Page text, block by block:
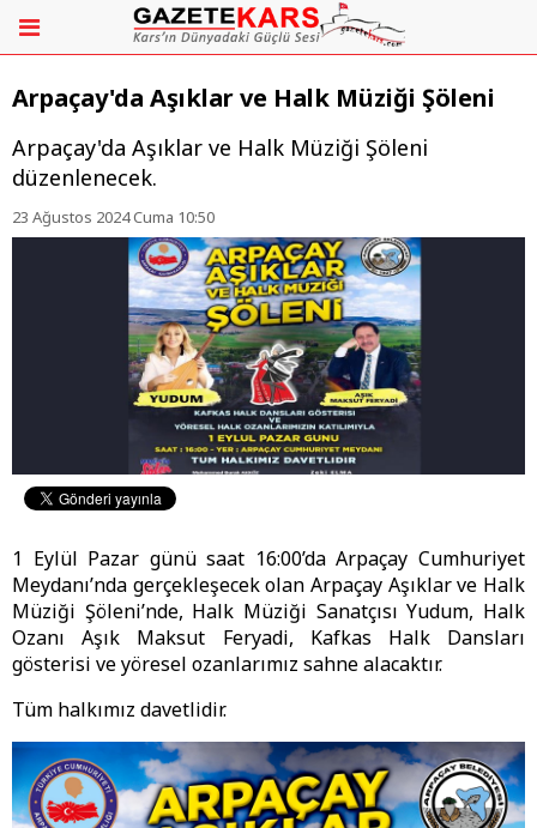
Arpaçay'da Aşıklar ve Halk Müziği Şöleni
Arpaçay'da Aşıklar ve Halk Müziği Şöleni
düzenlenecek.
23 Ağustos 2024 Cuma 10:50
1 Eylül Pazar günü saat 16:00’da Arpaçay Cumhuriyet
Meydanı’nda gerçekleşecek olan Arpaçay Aşıklar ve Halk
Müziği Şöleni’nde, Halk Müziği Sanatçısı Yudum, Halk
Ozanı Aşık Maksut Feryadi, Kafkas Halk Dansları
gösterisi ve yöresel ozanlarımız sahne alacaktır.
Tüm halkımız davetlidir.